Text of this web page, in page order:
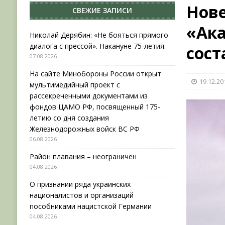
[ 04.08.2026 ] Район плавания – неограничен
[ 04.08.2026 ]
О признании ряда украинских
НОВОСТИ
[ 31.07.2026 ] АВГУСТ В ВОЕННОЙ ИСТОРИИ
[ 07.08.2026 ]
Николай Дерябин: «Не бояться
СВЕЖИЕ ЗАПИСИ
Николай Дерябин: «Не бояться прямого
диалога с прессой». Накануне 75-летия.
07.08.2026
На сайте Минобороны России открыт
мультимедийный проект с
рассекреченными документами из
фондов ЦАМО РФ, посвященный 175-
летию со дня создания
Железнодорожных войск ВС РФ
06.08.2026
Район плавания – неограничен
04.08.2026
О признании ряда украинских
националистов и организаций
пособниками нацистской Германии
04.08.2026